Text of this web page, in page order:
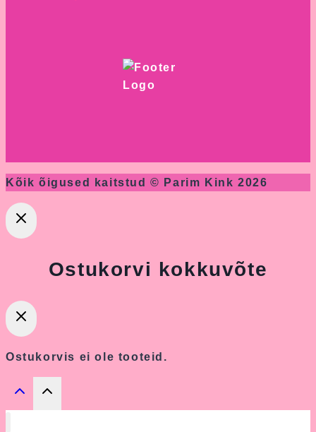
Kõik õigused kaitstud © Parim Kink 2026
Ostukorvi kokkuvõte
Ostukorvis ei ole tooteid.